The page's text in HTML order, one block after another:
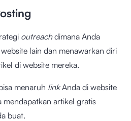
outreachdimana Anda
lain dan menawarkan diri
di website mereka.
menaruh linkAnda di website
mendapatkan artikel gratis
buat.